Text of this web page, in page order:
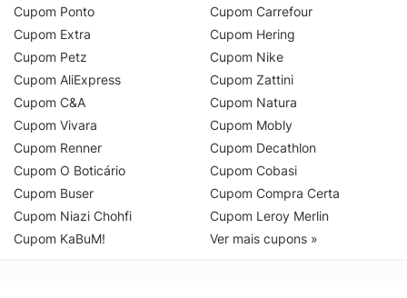
Cupom Ponto
Cupom Extra
Cupom Petz
Cupom AliExpress
Cupom C&A
Cupom Vivara
Cupom Renner
Cupom O Boticário
Cupom Buser
Cupom Niazi Chohfi
Cupom KaBuM!
Cupom Carrefour
Cupom Hering
Cupom Nike
Cupom Zattini
Cupom Natura
Cupom Mobly
Cupom Decathlon
Cupom Cobasi
Cupom Compra Certa
Cupom Leroy Merlin
Ver mais cupons »